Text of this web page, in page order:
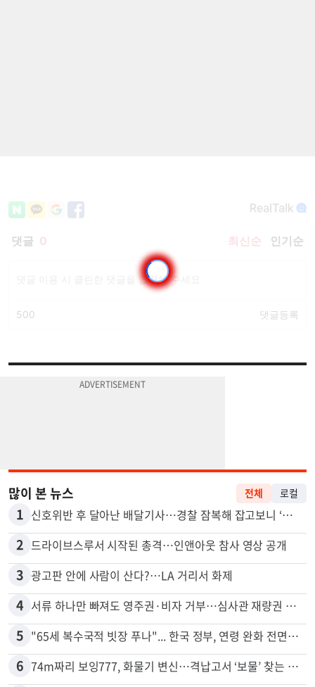
많이 본 뉴스
1 신호위반 후 달아난 배달기사…경찰 잠복해 잡고보니 ‘반전’
2 드라이브스루서 시작된 총격…인앤아웃 참사 영상 공개
3 광고판 안에 사람이 산다?…LA 거리서 화제
4 서류 하나만 빠져도 영주권·비자 거부…심사관 재량권 대폭 확대
5 "65세 복수국적 빗장 푸나"... 한국 정부, 연령 완화 전면 추진